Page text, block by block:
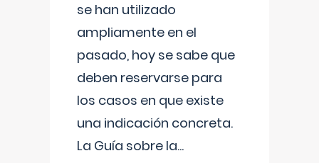
se han utilizado
ampliamente en el
pasado, hoy se sabe que
deben reservarse para
los casos en que existe
una indicación concreta.
La Guía sobre la...